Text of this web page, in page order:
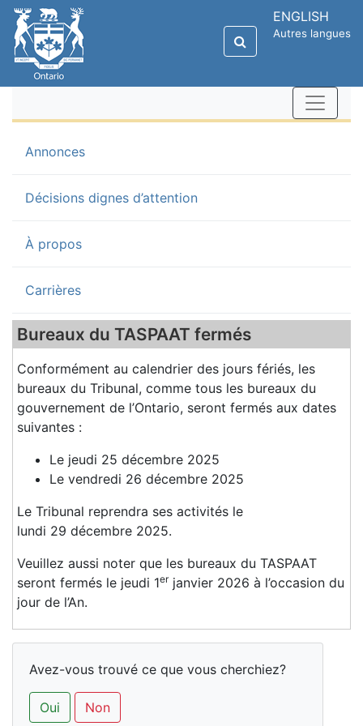
ENGLISH
Autres langues
Annonces(current)
Décisions dignes d’attention
À propos
Carrières
Bureaux du TASPAAT fermés
Conformément au calendrier des jours fériés, les
bureaux du Tribunal, comme tous les bureaux du
gouvernement de l’Ontario, seront fermés aux dates
suivantes :
Le jeudi 25 décembre 2025
Le vendredi 26 décembre 2025
Le Tribunal reprendra ses activités le
lundi 29 décembre 2025.
Veuillez aussi noter que les bureaux du TASPAAT
seront fermés le jeudi 1erjanvier 2026 à l’occasion du
jour de l’An.
Avez-vous trouvé ce que vous cherchiez?
Oui Non